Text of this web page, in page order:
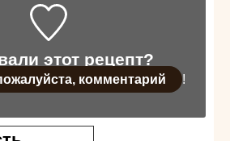
этот рецепт?
комментарий !